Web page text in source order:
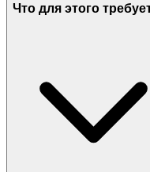
Что для этого